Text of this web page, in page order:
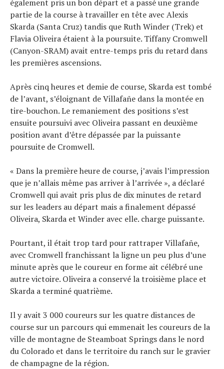
également pris un bon départ et a passé une grande
partie de la course à travailler en tête avec Alexis
Skarda (Santa Cruz) tandis que Ruth Winder (Trek) et
Flavia Oliveira étaient à la poursuite. Tiffany Cromwell
(Canyon-SRAM) avait entre-temps pris du retard dans
les premières ascensions.
Après cinq heures et demie de course, Skarda est tombé
de l’avant, s’éloignant de Villafañe dans la montée en
tire-bouchon. Le remaniement des positions s’est
ensuite poursuivi avec Oliveira passant en deuxième
position avant d’être dépassée par la puissante
poursuite de Cromwell.
« Dans la première heure de course, j’avais l’impression
que je n’allais même pas arriver à l’arrivée », a déclaré
Cromwell qui avait pris plus de dix minutes de retard
sur les leaders au départ mais a finalement dépassé
Oliveira, Skarda et Winder avec elle. charge puissante.
Pourtant, il était trop tard pour rattraper Villafañe,
avec Cromwell franchissant la ligne un peu plus d’une
minute après que le coureur en forme ait célébré une
autre victoire. Oliveira a conservé la troisième place et
Skarda a terminé quatrième.
Il y avait 3 000 coureurs sur les quatre distances de
course sur un parcours qui emmenait les coureurs de la
ville de montagne de Steamboat Springs dans le nord
du Colorado et dans le territoire du ranch sur le gravier
de champagne de la région.